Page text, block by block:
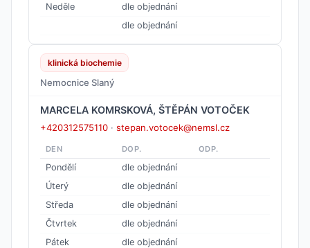
Neděle
dle objednání
dle objednání
klinická biochemie
Nemocnice Slaný
MARCELA KOMRSKOVÁ, ŠTĚPÁN VOTOČEK
+420312575110 · stepan.votocek@nemsl.cz
DEN DOP. ODP.
Pondělí
dle objednání
Úterý
dle objednání
Středa
dle objednání
Čtvrtek
dle objednání
Pátek
dle objednání